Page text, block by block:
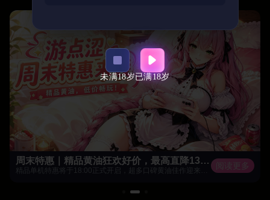
周末特惠｜精品黄油狂欢好价，最高直降130G点！ 阅读更多
未满18岁已满18岁